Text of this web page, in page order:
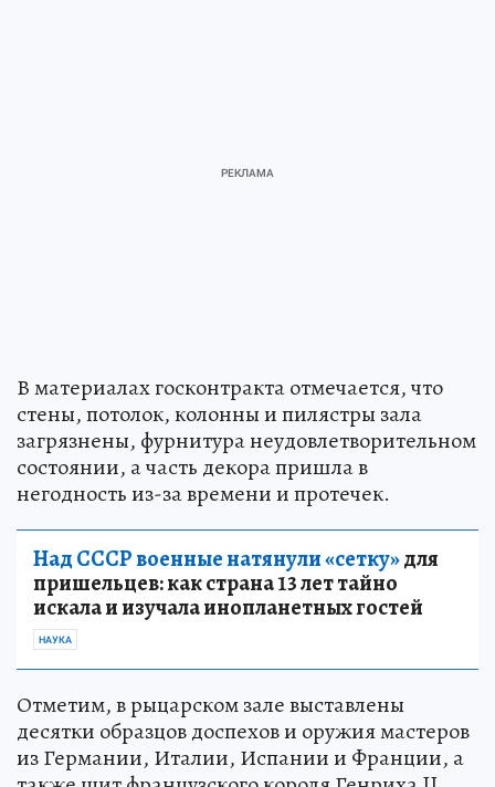
В материалах госконтракта отмечается, что
стены, потолок, колонны и пилястры зала
загрязнены, фурнитура неудовлетворительном
состоянии, а часть декора пришла в
негодность из-за времени и протечек.
Над СССР военные натянули «сетку»для
пришельцев: как страна 13 лет тайно
искала и изучала инопланетных гостей
НАУКА
Отметим, в рыцарском зале выставлены
десятки образцов доспехов и оружия мастеров
из Германии, Италии, Испании и Франции, а